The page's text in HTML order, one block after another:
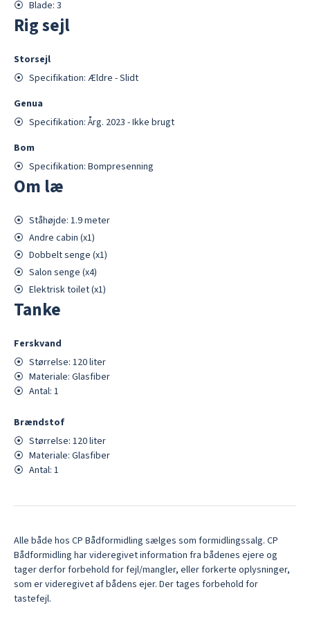
⦿ Blade: 3
Rig sejl
Storsejl
⦿ Specifikation: Ældre - Slidt
Genua
⦿ Specifikation:Årg. 2023 - Ikke brugt
Bom
⦿ Specifikation: Bompresenning
Om læ
⦿ Ståhøjde: 1.9meter
⦿ Andre cabin (x1)
⦿ Dobbeltsenge (x1)
⦿ Salon senge (x4)
⦿ Elektrisktoilet (x1)
Tanke
Ferskvand
⦿ Størrelse: 120liter
⦿ Materiale: Glasfiber
⦿ Antal: 1
Brændstof
⦿ Størrelse: 120liter
⦿ Materiale: Glasfiber
⦿ Antal: 1
Alle både hos CP Bådformidling sælges som formidlingssalg. CP
Bådformidling har videregivet information fra bådenes ejere og
tager derfor forbehold for fejl/mangler, eller forkerte oplysninger,
som er videregivet af bådens ejer. Der tages forbehold for
tastefejl.